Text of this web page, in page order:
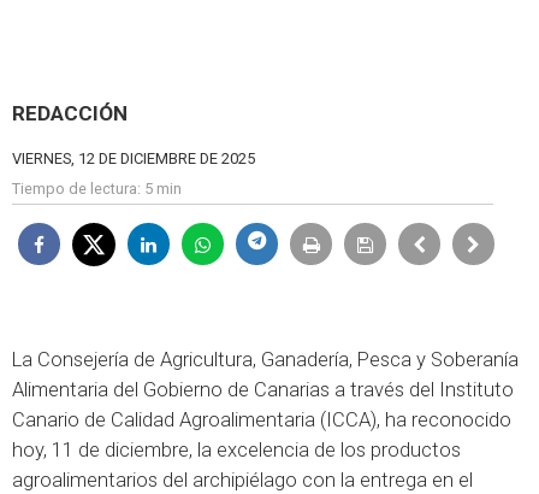
REDACCIÓN
VIERNES, 12 DE DICIEMBRE DE 2025
Tiempo de lectura: 5 min
La Consejería de Agricultura, Ganadería, Pesca y Soberanía
Alimentaria del Gobierno de Canarias a través del Instituto
Canario de Calidad Agroalimentaria (ICCA), ha reconocido
hoy, 11 de diciembre, la excelencia de los productos
agroalimentarios del archipiélago con la entrega en el